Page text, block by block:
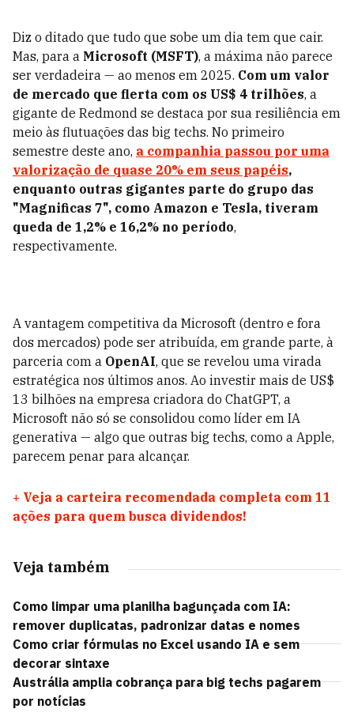
Diz o ditado que tudo que sobe um dia tem que cair.
Mas, para a Microsoft (MSFT), a máxima não parece
ser verdadeira — ao menos em 2025. Com um valor
de mercado que flerta com os US$ 4 trilhões, a
gigante de Redmond se destaca por sua resiliência em
meio às flutuações das big techs. No primeiro
semestre deste ano, a companhia passou por uma
valorização de quase 20% em seus papéis,
enquanto outras gigantes parte do grupo das
"Magnificas 7", como Amazon e Tesla, tiveram
queda de 1,2% e 16,2% no período,
respectivamente.
A vantagem competitiva da Microsoft (dentro e fora
dos mercados) pode ser atribuída, em grande parte, à
parceria com a OpenAI, que se revelou uma virada
estratégica nos últimos anos. Ao investir mais de US$
13 bilhões na empresa criadora do ChatGPT, a
Microsoft não só se consolidou como líder em IA
generativa — algo que outras big techs, como a Apple,
parecem penar para alcançar.
+ Veja a carteira recomendada completa com 11
ações para quem busca dividendos!
Veja também
Como limpar uma planilha bagunçada com IA:
remover duplicatas, padronizar datas e nomes
Como criar fórmulas no Excel usando IA e sem
decorar sintaxe
Austrália amplia cobrança para big techs pagarem
por notícias